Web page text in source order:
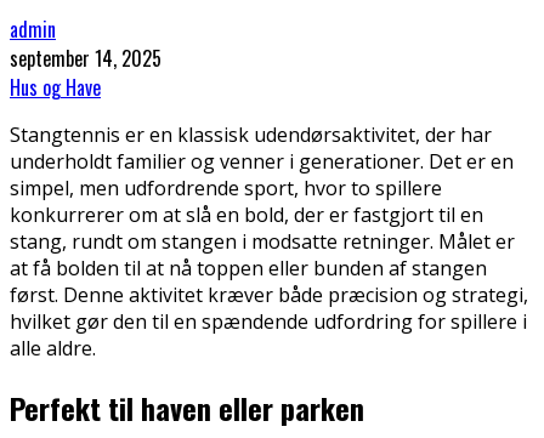
admin
september 14, 2025
Hus og Have
Stangtennis er en klassisk udendørsaktivitet, der har
underholdt familier og venner i generationer. Det er en
simpel, men udfordrende sport, hvor to spillere
konkurrerer om at slå en bold, der er fastgjort til en
stang, rundt om stangen i modsatte retninger. Målet er
at få bolden til at nå toppen eller bunden af stangen
først. Denne aktivitet kræver både præcision og strategi,
hvilket gør den til en spændende udfordring for spillere i
alle aldre.
Perfekt til haven eller parken